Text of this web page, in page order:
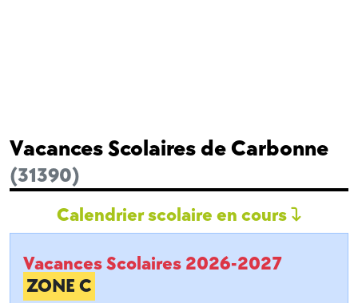
Vacances Scolaires de Carbonne
(31390)
Calendrier scolaire en cours
Vacances Scolaires 2026-2027
ZONE C